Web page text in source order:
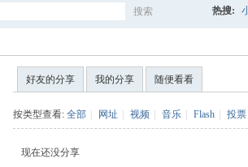
搜索 热搜:
好友的分享 我的分享 随便看看
按类型查看: 全部 网址 视频 音乐 Flash 投票
现在还没分享